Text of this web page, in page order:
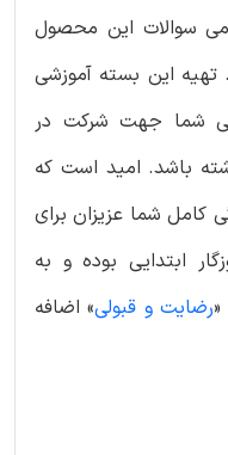
میباشد. تمامی سوالات این محصول
این بسته آموزشی
شما جهت شرکت در
باشد. امید است که
کامل شما عزیزان برای
ابتدایی بوده و به
رضایت و قبولی» اضافه